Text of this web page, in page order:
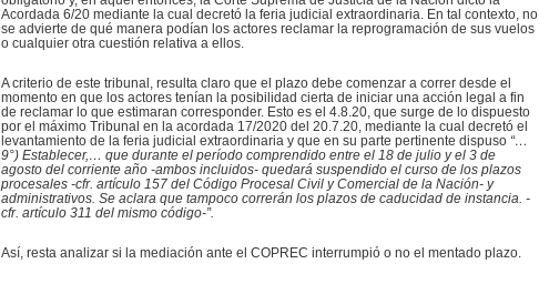
Acordada 6/20 mediante la cual decretó la feria judicial extraordinaria. En tal contexto, no
se advierte de qué manera podían los actores reclamar la reprogramación de sus vuelos
o cualquier otra cuestión relativa a ellos.
A criterio de este tribunal, resulta claro que el plazo debe comenzar a correr desde el
momento en que los actores tenían la posibilidad cierta de iniciar una acción legal a fin
de reclamar lo que estimaran corresponder. Esto es el 4.8.20, que surge de lo dispuesto
por el máximo Tribunal en la acordada 17/2020 del 20.7.20, mediante la cual decretó el
levantamiento de la feria judicial extraordinaria y que en su parte pertinente dispuso “…
9°) Establecer,… que durante el período comprendido entre el 18 de julio y el 3 de
agosto del corriente año -ambos incluidos- quedará suspendido el curso de los plazos
procesales -cfr. artículo 157 del Código Procesal Civil y Comercial de la Nación- y
administrativos. Se aclara que tampoco correrán los plazos de caducidad de instancia. -
cfr. artículo 311 del mismo código-”.
Así, resta analizar si la mediación ante el COPREC interrumpió o no el mentado plazo.